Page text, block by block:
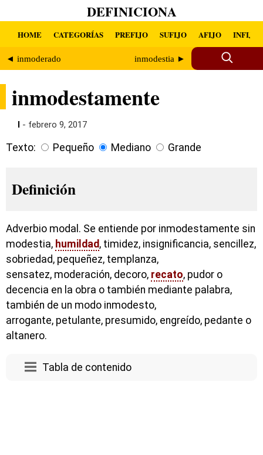
DEFINICIONA
HOME CATEGORÍAS PREFIJO SUFIJO AFIJO INFIJO
◄ inmoderado inmodestia ►
inmodestamente
I - febrero 9, 2017
Texto: Pequeño Mediano Grande
Definición
Adverbio modal. Se entiende por inmodestamente sin
modestia, humildad, timidez, insignificancia, sencillez,
sobriedad, pequeñez, templanza,
sensatez, moderación, decoro, recato, pudor o
decencia en la obra o también mediante palabra,
también de un modo inmodesto,
arrogante, petulante, presumido, engreído, pedante o
altanero.
Tabla de contenido